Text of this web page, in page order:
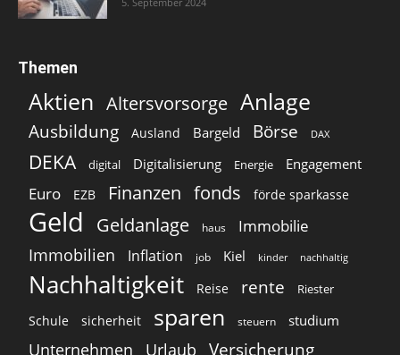
Themen
Aktien Altersvorsorge Anlage
Ausbildung Ausland Bargeld Börse DAX
DEKA digital Digitalisierung Energie Engagement
Euro EZB Finanzen fonds förde sparkasse
Geld Geldanlage haus Immobilie
Immobilien Inflation job Kiel kinder nachhaltig
Nachhaltigkeit Reise rente Riester
Schule sicherheit sparen steuern studium
Unternehmen Urlaub Versicherung